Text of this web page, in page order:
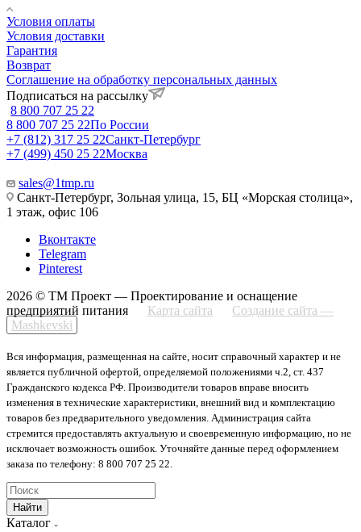
Условия оплаты
Условия доставки
Гарантия
Возврат
Соглашение на обработку персональных данных
Подписаться на рассылку
8 800 707 25 22
8 800 707 25 22По России
+7 (812) 317 25 22Санкт-Петербург
+7 (499) 450 25 22Москва
sales@1tmp.ru
Санкт-Петербург, Зольная улица, 15, БЦ «Морская столица»,
1 этаж, офис 106
Вконтакте
Telegram
Pinterest
2026 © ТМ Проект — Проектирование и оснащение
предприятий питания
Карта сайта
Создание сайта —
Mashkevski
Вся информация, размещенная на сайте, носит справочный характер и не
является публичной офертой, определяемой положениями ч.2, ст. 437
Гражданского кодекса РФ. Производители товаров вправе вносить
изменения в технические характеристики, внешний вид и комплектацию
товаров без предварительного уведомления. Администрация сайта
стремится предоставлять актуальную и своевременную информацию, но не
исключает возможность ошибок. Уточняйте данные перед оформлением
заказа по телефону: 8 800 707 25 22.
Найти
Каталог